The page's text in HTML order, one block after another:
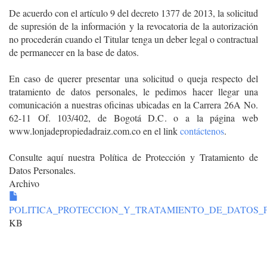
De acuerdo con el artículo 9 del decreto 1377 de 2013, la solicitud
de supresión de la información y la revocatoria de la autorización
no procederán cuando el Titular tenga un deber legal o contractual
de permanecer en la base de datos.
En caso de querer presentar una solicitud o queja respecto del
tratamiento de datos personales, le pedimos hacer llegar una
comunicación a nuestras oficinas ubicadas en la Carrera 26A No.
62-11 Of. 103/402, de Bogotá D.C. o a la página web
www.lonjadepropiedadraiz.com.co en el linkcontáctenos.
Consulte aquí nuestra Política de Protección y Tratamiento de
Datos Personales.
Archivo
KB